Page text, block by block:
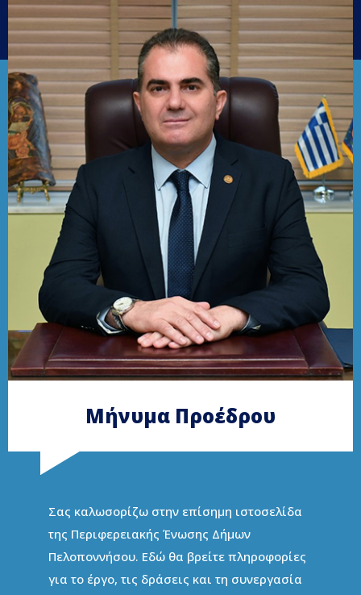
Μήνυμα Προέδρου
Σας καλωσορίζω στην επίσημη ιστοσελίδα
της Περιφερειακής Ένωσης Δήμων
Πελοποννήσου. Εδώ θα βρείτε πληροφορίες
για το έργο, τις δράσεις και τη συνεργασία